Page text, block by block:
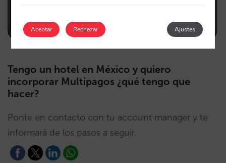
Tengo un hotel en México y quiero
incorporar Multipagos ¿qué tengo que
hacer?
Ponte en contacto con tu account manager y te
informará de los pasos a seguir.
Aceptar Ajustes
Rechazar